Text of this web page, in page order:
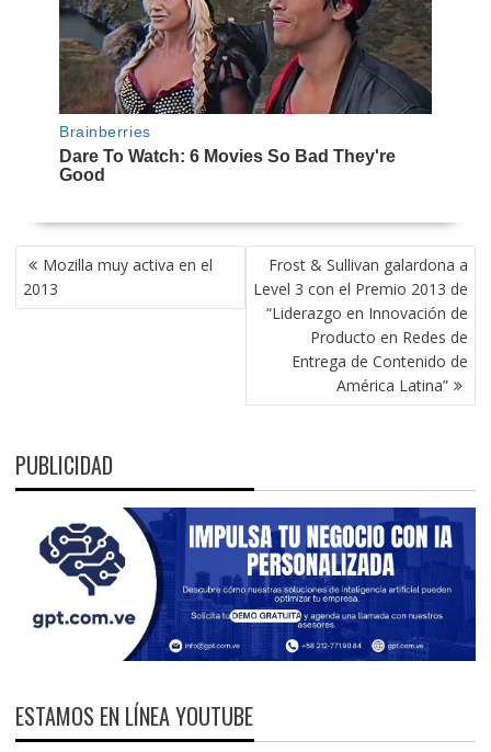
NAVEGACIÓN
DE
ENTRADAS
Mozilla muy activa en el
2013
Frost & Sullivan galardona a
Level 3 con el Premio 2013 de
“Liderazgo en Innovación de
Producto en Redes de
Entrega de Contenido de
América Latina”
PUBLICIDAD
ESTAMOS EN LÍNEA YOUTUBE